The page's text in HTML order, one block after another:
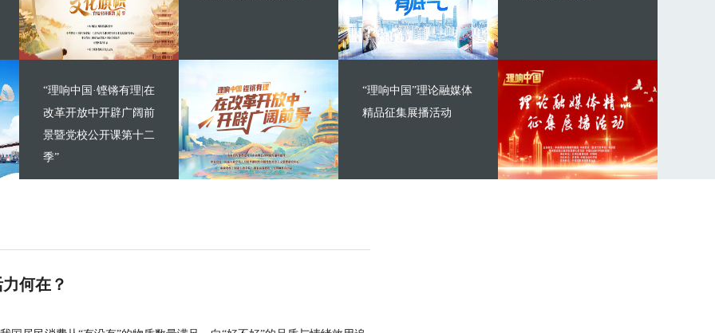
“理响中国·铿锵有理|在
改革开放中开辟广阔前
景暨党校公开课第十二
季”
“理响中国”理论融媒体
精品征集展播活动
何在？